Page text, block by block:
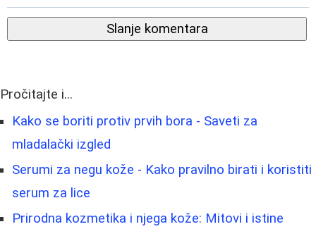
Slanje komentara
Pročitajte i...
Kako se boriti protiv prvih bora - Saveti za
mladalački izgled
Serumi za negu kože - Kako pravilno birati i koristiti
serum za lice
Prirodna kozmetika i njega kože: Mitovi i istine